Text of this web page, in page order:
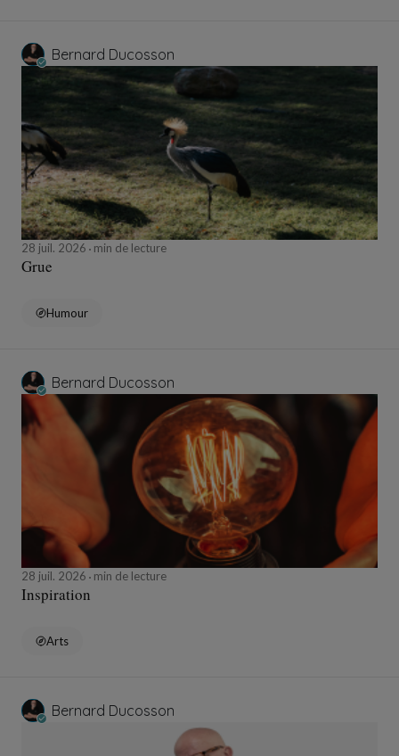
Bernard Ducosson
28 juil. 2026 min de lecture
Grue
Humour
Bernard Ducosson
28 juil. 2026 min de lecture
Inspiration
Arts
Bernard Ducosson